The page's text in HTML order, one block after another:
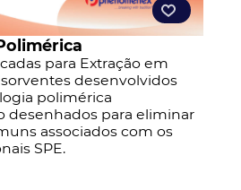
para Extração em
desenvolvidos
polimérica
desenhados para eliminar
associados com os
SPE.